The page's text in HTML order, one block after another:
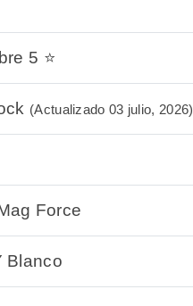
5 ⭐
(Actualizado 03 julio, 2026)
Force
Blanco